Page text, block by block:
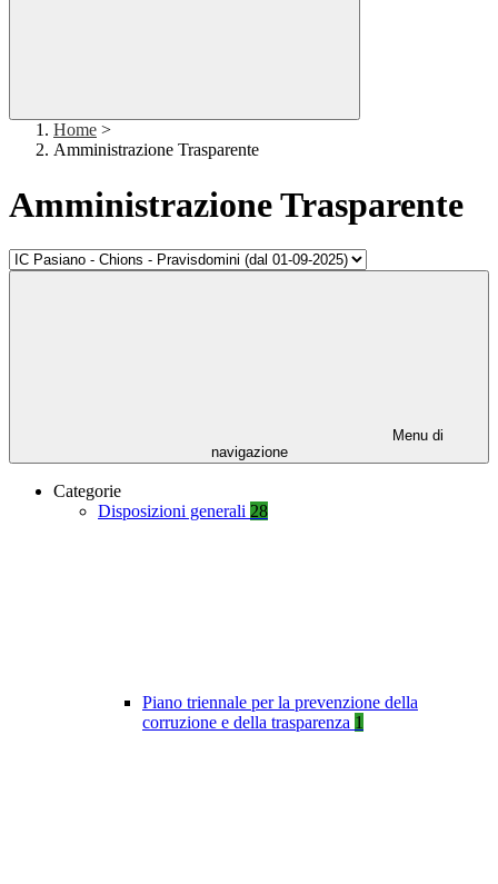
Home >
Amministrazione Trasparente
Amministrazione Trasparente
Menu di
navigazione
Categorie
Disposizioni generali 28
Piano triennale per la prevenzione della
corruzione e della trasparenza 1